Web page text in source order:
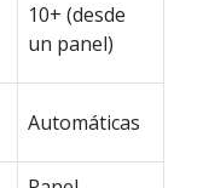
10+ (desde
un panel)
Automáticas